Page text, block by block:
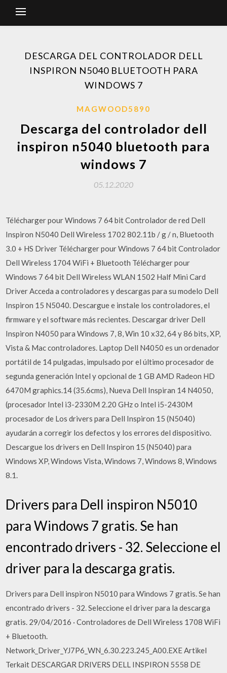
DESCARGA DEL CONTROLADOR DELL
INSPIRON N5040 BLUETOOTH PARA
WINDOWS 7
MAGWOOD5890
Descarga del controlador dell
inspiron n5040 bluetooth para
windows 7
05.12.2020
Télécharger pour Windows 7 64 bit Controlador de red Dell
Inspiron N5040 Dell Wireless 1702 802.11b / g / n, Bluetooth
3.0 + HS Driver Télécharger pour Windows 7 64 bit Controlador
Dell Wireless 1704 WiFi + Bluetooth Télécharger pour
Windows 7 64 bit Dell Wireless WLAN 1502 Half Mini Card
Driver Acceda a controladores y descargas para su modelo Dell
Inspiron 15 N5040. Descargue e instale los controladores, el
firmware y el software más recientes. Descargar driver Dell
Inspiron N4050 para Windows 7, 8, Win 10 x32, 64 y 86 bits, XP,
Vista & Mac controladores. Laptop Dell N4050 es un ordenador
portátil de 14 pulgadas, impulsado por el último procesador de
segunda generación Intel y opcional de 1 GB AMD Radeon HD
6470M graphics.14 (35.6cms), Nueva Dell Inspiran 14 N4050,
(procesador Intel i3-2330M 2.20 GHz o Intel i5-2430M
procesador de Los drivers para Dell Inspiron 15 (N5040)
ayudarán a corregir los defectos y los errores del dispositivo.
Descargue los drivers en Dell Inspiron 15 (N5040) para
Windows XP, Windows Vista, Windows 7, Windows 8, Windows
8.1.
Drivers para Dell inspiron N5010
para Windows 7 gratis. Se han
encontrado drivers - 32. Seleccione el
driver para la descarga gratis.
Drivers para Dell inspiron N5010 para Windows 7 gratis. Se han
encontrado drivers - 32. Seleccione el driver para la descarga
gratis. 29/04/2016 · Controladores de Dell Wireless 1708 WiFi
+ Bluetooth.
Network_Driver_YJ7P6_WN_6.30.223.245_A00.EXE Artikel
Terkait DESCARGAR DRIVERS DELL INSPIRON 5558 DE